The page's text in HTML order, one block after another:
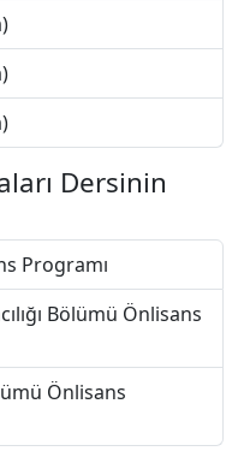
Dersinin
Programı
Bölümü Önlisans
Önlisans